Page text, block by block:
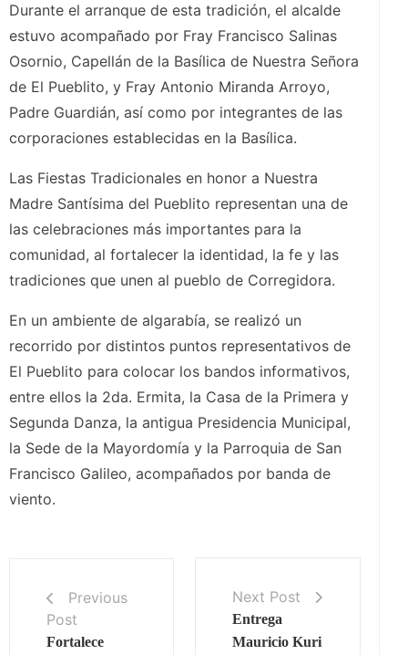
Durante el arranque de esta tradición, el alcalde
estuvo acompañado por Fray Francisco Salinas
Osornio, Capellán de la Basílica de Nuestra Señora
de El Pueblito, y Fray Antonio Miranda Arroyo,
Padre Guardián, así como por integrantes de las
corporaciones establecidas en la Basílica.
Las Fiestas Tradicionales en honor a Nuestra
Madre Santísima del Pueblito representan una de
las celebraciones más importantes para la
comunidad, al fortalecer la identidad, la fe y las
tradiciones que unen al pueblo de Corregidora.
En un ambiente de algarabía, se realizó un
recorrido por distintos puntos representativos de
El Pueblito para colocar los bandos informativos,
entre ellos la 2da. Ermita, la Casa de la Primera y
Segunda Danza, la antigua Presidencia Municipal,
la Sede de la Mayordomía y la Parroquia de San
Francisco Galileo, acompañados por banda de
viento.
Previous
Post
Fortalece
Next Post
Entrega
Mauricio Kuri